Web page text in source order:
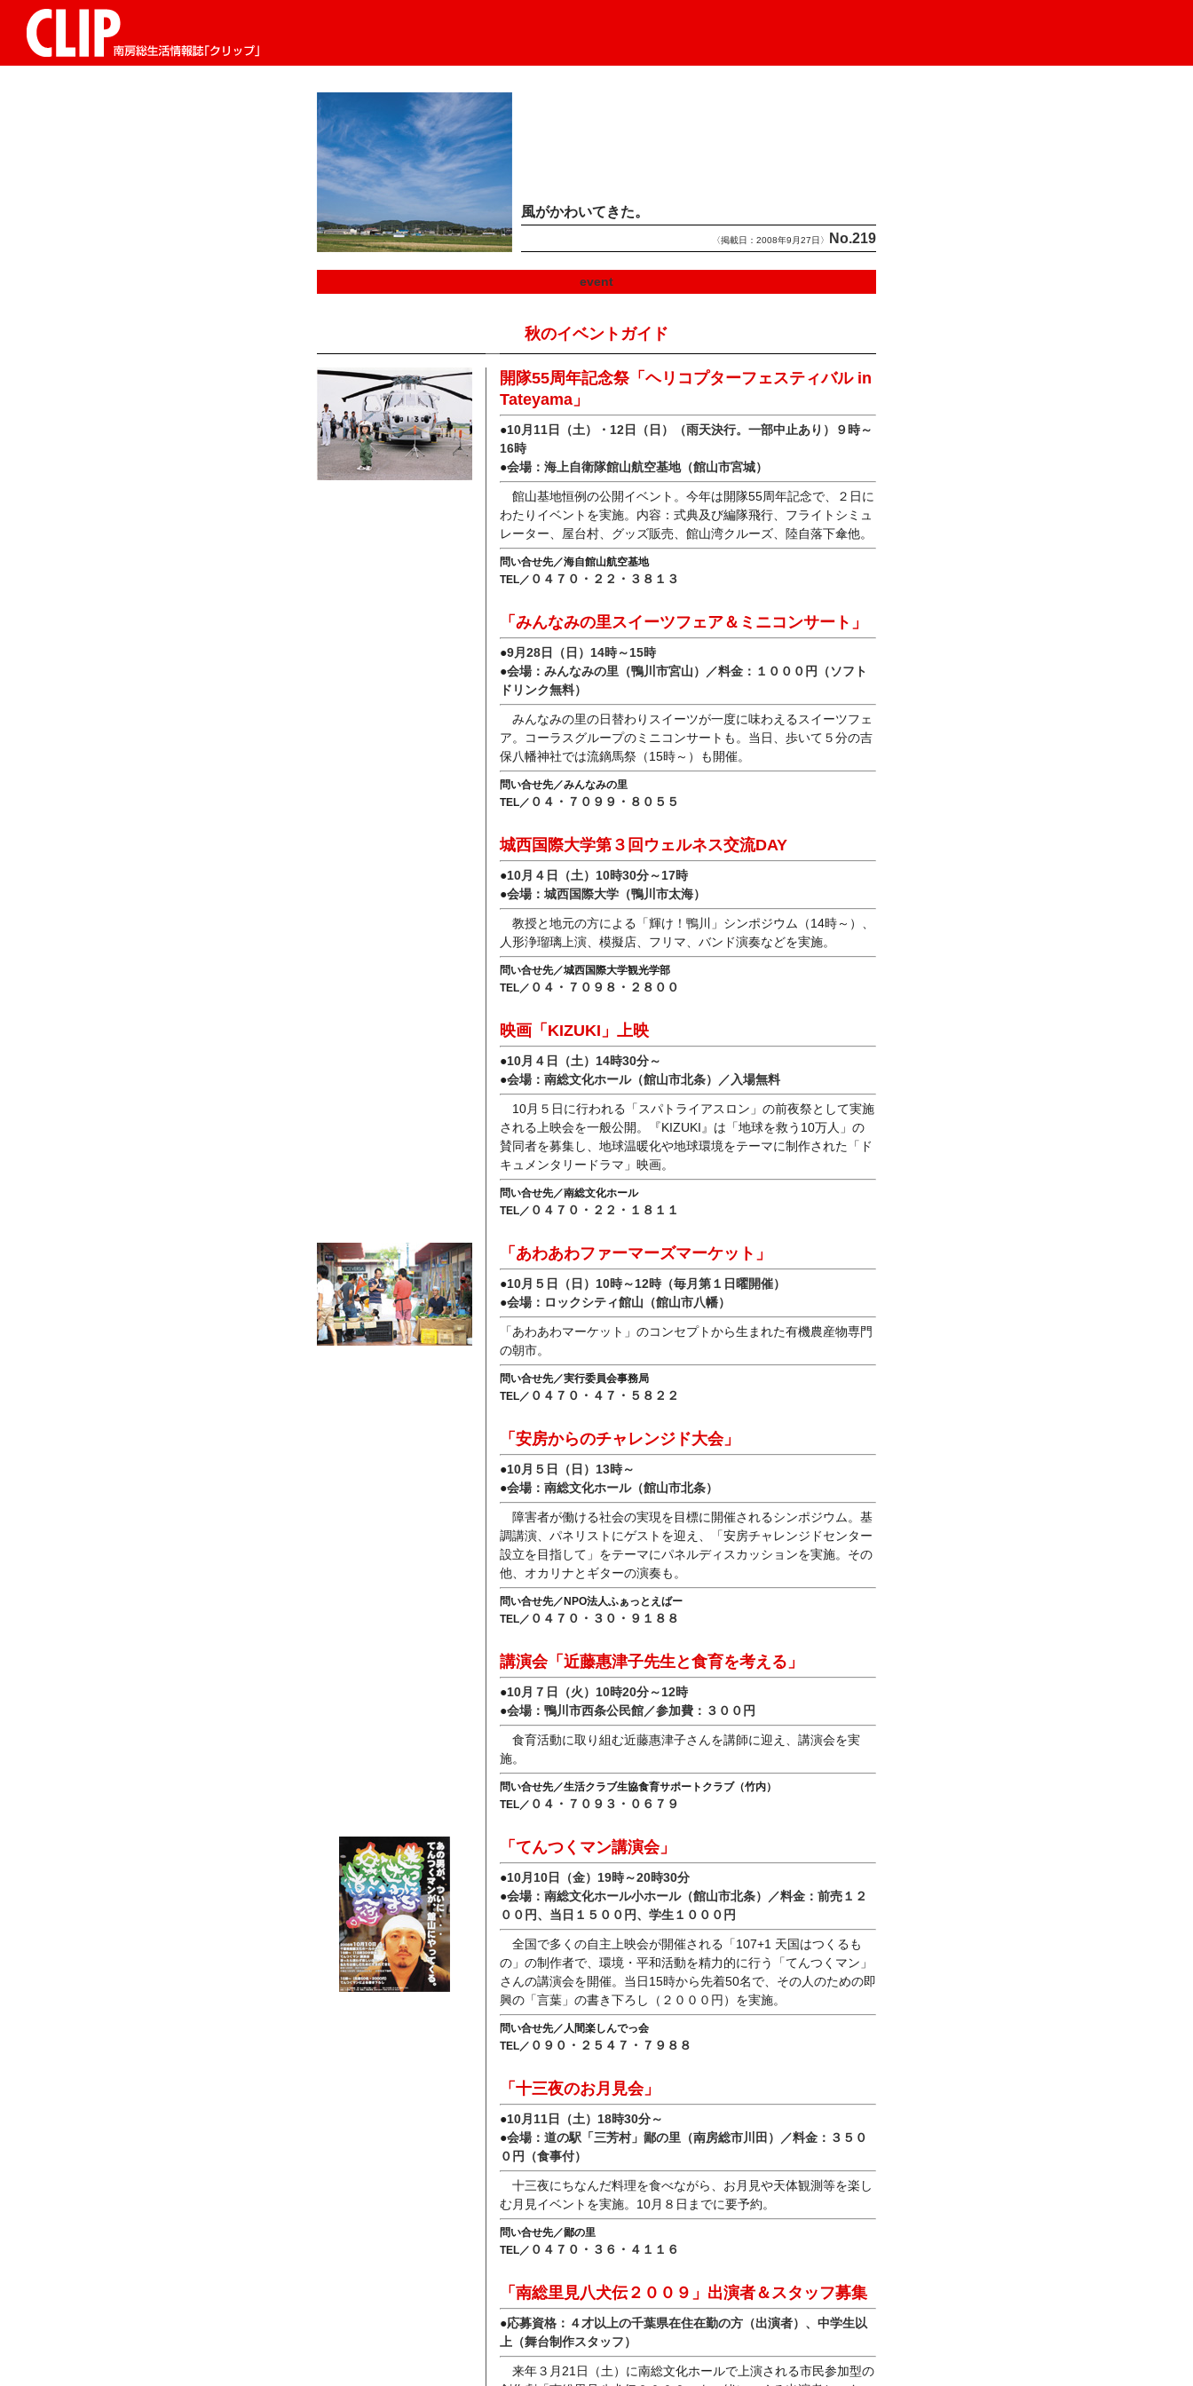
風がかわいてきた。
〈掲載日：2008年9月27日〉 No.219
event
秋のイベントガイド
開隊55周年記念祭「ヘリコプターフェスティバル in
Tateyama」
●10月11日（土）・12日（日）（雨天決行。一部中止あり）９時～
16時
●会場：海上自衛隊館山航空基地（館山市宮城）
館山基地恒例の公開イベント。今年は開隊55周年記念で、２日に
わたりイベントを実施。内容：式典及び編隊飛行、フライトシミュ
レーター、屋台村、グッズ販売、館山湾クルーズ、陸自落下傘他。
問い合せ先／海自館山航空基地
TEL／ ０４７０・２２・３８１３
「みんなみの里スイーツフェア＆ミニコンサート」
●9月28日（日）14時～15時
●会場：みんなみの里（鴨川市宮山）／料金：１０００円（ソフト
ドリンク無料）
みんなみの里の日替わりスイーツが一度に味わえるスイーツフェ
ア。コーラスグループのミニコンサートも。当日、歩いて５分の吉
保八幡神社では流鏑馬祭（15時～）も開催。
問い合せ先／みんなみの里
TEL／ ０４・７０９９・８０５５
城西国際大学第３回ウェルネス交流DAY
●10月４日（土）10時30分～17時
●会場：城西国際大学（鴨川市太海）
教授と地元の方による「輝け！鴨川」シンポジウム（14時～）、
人形浄瑠璃上演、模擬店、フリマ、バンド演奏などを実施。
問い合せ先／城西国際大学観光学部
TEL／ ０４・７０９８・２８００
映画「KIZUKI」上映
●10月４日（土）14時30分～
●会場：南総文化ホール（館山市北条）／入場無料
10月５日に行われる「スパトライアスロン」の前夜祭として実施
される上映会を一般公開。『KIZUKI』は「地球を救う10万人」の
賛同者を募集し、地球温暖化や地球環境をテーマに制作された「ド
キュメンタリードラマ」映画。
問い合せ先／南総文化ホール
TEL／ ０４７０・２２・１８１１
「あわあわファーマーズマーケット」
●10月５日（日）10時～12時（毎月第１日曜開催）
●会場：ロックシティ館山（館山市八幡）
「あわあわマーケット」のコンセプトから生まれた有機農産物専門
の朝市。
問い合せ先／実行委員会事務局
TEL／ ０４７０・４７・５８２２
「安房からのチャレンジド大会」
●10月５日（日）13時～
●会場：南総文化ホール（館山市北条）
障害者が働ける社会の実現を目標に開催されるシンポジウム。基
調講演、パネリストにゲストを迎え、「安房チャレンジドセンター
設立を目指して」をテーマにパネルディスカッションを実施。その
他、オカリナとギターの演奏も。
問い合せ先／NPO法人ふぁっとえばー
TEL／ ０４７０・３０・９１８８
講演会「近藤惠津子先生と食育を考える」
●10月７日（火）10時20分～12時
●会場：鴨川市西条公民館／参加費：３００円
食育活動に取り組む近藤惠津子さんを講師に迎え、講演会を実
施。
問い合せ先／生活クラブ生協食育サポートクラブ（竹内）
TEL／ ０４・７０９３・０６７９
「てんつくマン講演会」
●10月10日（金）19時～20時30分
●会場：南総文化ホール小ホール（館山市北条）／料金：前売１２
００円、当日１５００円、学生１０００円
全国で多くの自主上映会が開催される「107+1 天国はつくるも
の」の制作者で、環境・平和活動を精力的に行う「てんつくマン」
さんの講演会を開催。当日15時から先着50名で、その人のための即
興の「言葉」の書き下ろし（２０００円）を実施。
問い合せ先／人間楽しんでっ会
TEL／ ０９０・２５４７・７９８８
「十三夜のお月見会」
●10月11日（土）18時30分～
●会場：道の駅「三芳村」鄙の里（南房総市川田）／料金：３５０
０円（食事付）
十三夜にちなんだ料理を食べながら、お月見や天体観測等を楽し
む月見イベントを実施。10月８日までに要予約。
問い合せ先／鄙の里
TEL／ ０４７０・３６・４１１６
「南総里見八犬伝２００９」出演者＆スタッフ募集
●応募資格：４才以上の千葉県在住在勤の方（出演者）、中学生以
上（舞台制作スタッフ）
来年３月21日（土）に南総文化ホールで上演される市民参加型の